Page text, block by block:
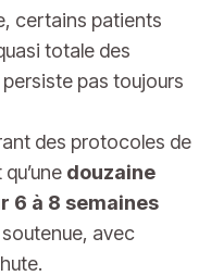
certains patients
totale des
pas toujours
des protocoles de
douzaine
6 à 8 semaines
avec